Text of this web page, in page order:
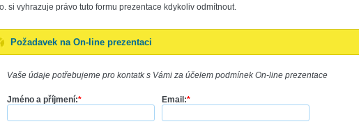
si vyhrazuje právo tuto formu prezentace kdykoliv odmítnout.
Požadavek na On-line prezentaci
Vaše údaje potřebujeme pro kontatk s Vámi za účelem podmínek On-line prezentace
Jméno a příjmení:* Email:*